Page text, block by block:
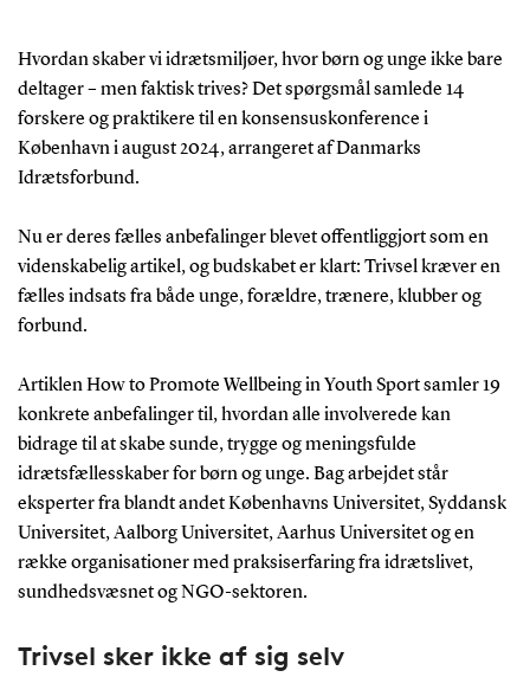
Hvordan skaber vi idrætsmiljøer, hvor børn og unge ikke bare
deltager – men faktisk trives? Det spørgsmål samlede 14
forskere og praktikere til en konsensuskonference i
København i august 2024, arrangeret af Danmarks
Idrætsforbund.
Nu er deres fælles anbefalinger blevet offentliggjort som en
videnskabelig artikel, og budskabet er klart: Trivsel kræver en
fælles indsats fra både unge, forældre, trænere, klubber og
forbund.
Artiklen How to Promote Wellbeing in Youth Sport samler 19
konkrete anbefalinger til, hvordan alle involverede kan
bidrage til at skabe sunde, trygge og meningsfulde
idrætsfællesskaber for børn og unge. Bag arbejdet står
eksperter fra blandt andet Københavns Universitet, Syddansk
Universitet, Aalborg Universitet, Aarhus Universitet og en
række organisationer med praksiserfaring fra idrætslivet,
sundhedsvæsnet og NGO-sektoren.
Trivsel sker ikke af sig selv